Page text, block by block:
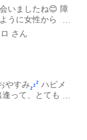
いましたね😊 障
うに女性から プ
「言語障害って
ね。私の募集で
れに喋れないだ
？」 私「大丈夫
」 というメール
ールをしない時が
ールをよく見て
さん
やすみ
ハピメ
って、とても充
日帰りで朝から
ました